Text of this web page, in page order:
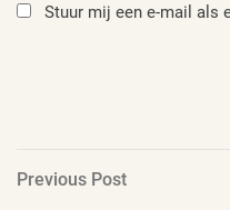
Stuur mij een e-mail als
Previous
Previous Post